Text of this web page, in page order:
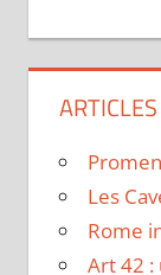
Les
Rome
Art 42 :